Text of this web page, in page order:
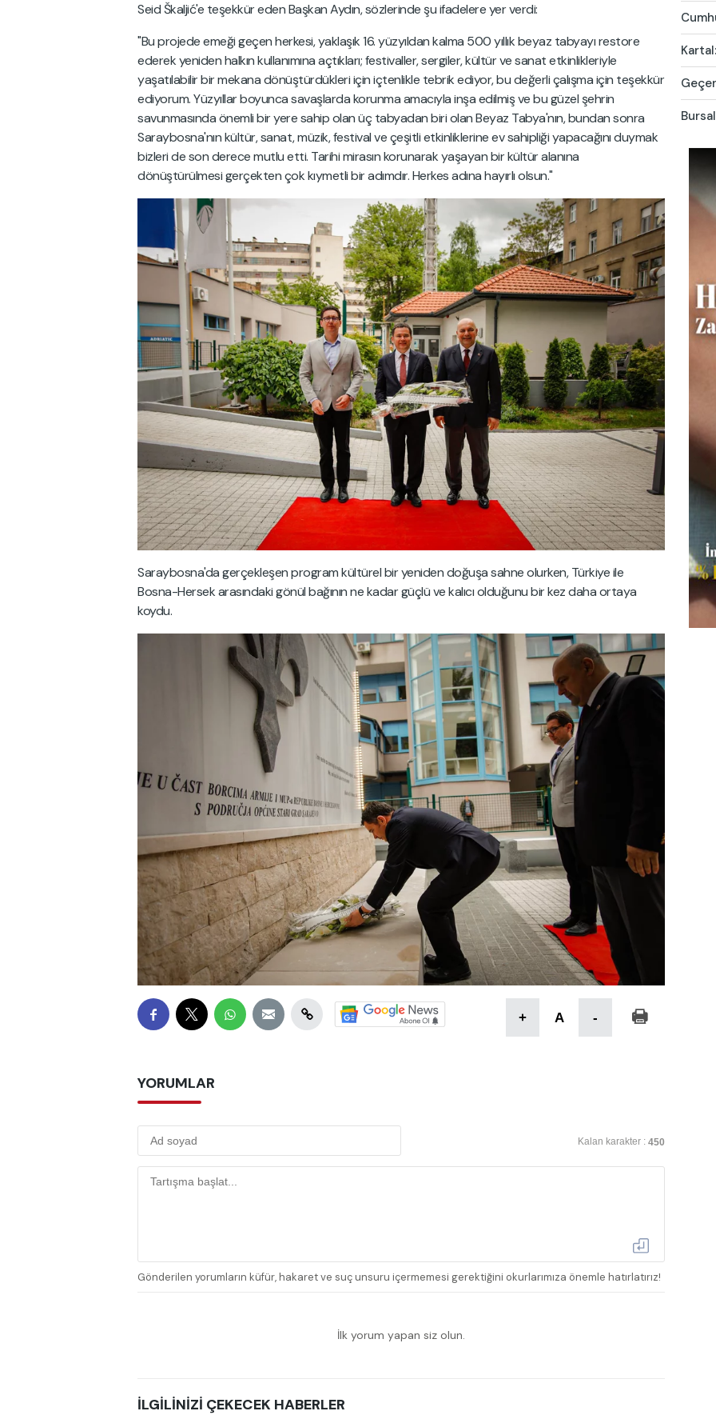
Seid Škaljić'e teşekkür eden Başkan Aydın, sözlerinde şu ifadelere yer verdi:
"Bu projede emeği geçen herkesi, yaklaşık 16. yüzyıldan kalma 500 yıllık beyaz tabyayı restore
ederek yeniden halkın kullanımına açtıkları; festivaller, sergiler, kültür ve sanat etkinlikleriyle
yaşatılabilir bir mekana dönüştürdükleri için içtenlikle tebrik ediyor, bu değerli çalışma için teşekkür
ediyorum. Yüzyıllar boyunca savaşlarda korunma amacıyla inşa edilmiş ve bu güzel şehrin
savunmasında önemli bir yere sahip olan üç tabyadan biri olan Beyaz Tabya'nın, bundan sonra
Saraybosna'nın kültür, sanat, müzik, festival ve çeşitli etkinliklerine ev sahipliği yapacağını duymak
bizleri de son derece mutlu etti. Tarihi mirasın korunarak yaşayan bir kültür alanına
dönüştürülmesi gerçekten çok kıymetli bir adımdır. Herkes adına hayırlı olsun."
Saraybosna'da gerçekleşen program kültürel bir yeniden doğuşa sahne olurken, Türkiye ile
Bosna-Hersek arasındaki gönül bağının ne kadar güçlü ve kalıcı olduğunu bir kez daha ortaya
koydu.
+ A -
YORUMLAR
Kalan karakter : 450
Gönderilen yorumların küfür, hakaret ve suç unsuru içermemesi gerektiğini okurlarımıza önemle hatırlatırız!
İlk yorum yapan siz olun.
İLGİLİNİZİ ÇEKECEK HABERLER